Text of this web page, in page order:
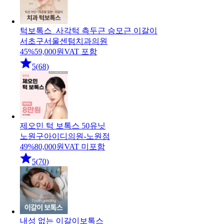
턱보톡스_사각턱 측두근 승모근 이갈이
서초구서울센텀치과의원
45%59,000원VAT 포함
5(68)
제오민 턱 보톡스 50유닛
노원구아이디의원-노원점
49%80,000원VAT 미포함
5(70)
내성 없는 이갈이보톡스